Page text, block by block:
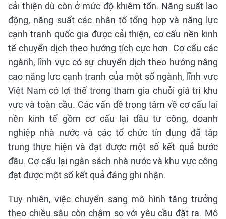
cải thiện dù còn ở mức độ khiêm tốn. Năng suất lao
động, năng suất các nhân tố tổng hợp và năng lực
cạnh tranh quốc gia được cải thiện, cơ cấu nền kinh
tế chuyển dịch theo hướng tích cực hơn. Cơ cấu các
ngành, lĩnh vực có sự chuyển dịch theo hướng nâng
cao năng lực cạnh tranh của một số ngành, lĩnh vực
Việt Nam có lợi thế trong tham gia chuỗi giá trị khu
vực và toàn cầu. Các vấn đề trọng tâm về cơ cấu lại
nền kinh tế gồm cơ cấu lại đầu tư công, doanh
nghiệp nhà nước và các tổ chức tín dụng đã tập
trung thực hiện và đạt được một số kết quả bước
đầu. Cơ cấu lại ngân sách nhà nước và khu vực công
đạt được một số kết quả đáng ghi nhận.
Tuy nhiên, việc chuyển sang mô hình tăng trưởng
theo chiều sâu còn chậm so với yêu cầu đặt ra. Mô